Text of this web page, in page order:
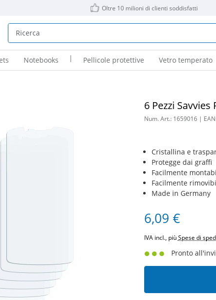
Oltre 10 milioni di clienti soddisfatti
Notebooks | Pellicole protettive Vetro temperato
6 Pezzi
Num. Art.: 1659016|
Cristallina e
Protegge dai graffi
Facilmente
Facilmente
Made in Germany
6,09 €
IVA incl., piùSpese di
Pronto